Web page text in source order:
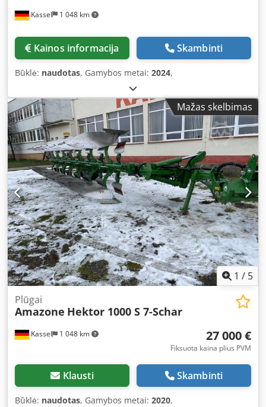
Kassel 1 048 km
Kainos informacija Skambinti
Būklė: naudotas, Gamybos metai: 2024,
Mažas skelbimas
1 / 5
Kassel 1 048 km
Plūgai
Amazone Hektor 1000 S 7-Schar
27 000 €
Fiksuota kaina plius PVM
Klausti Skambinti
Būklė: naudotas, Gamybos metai: 2020,